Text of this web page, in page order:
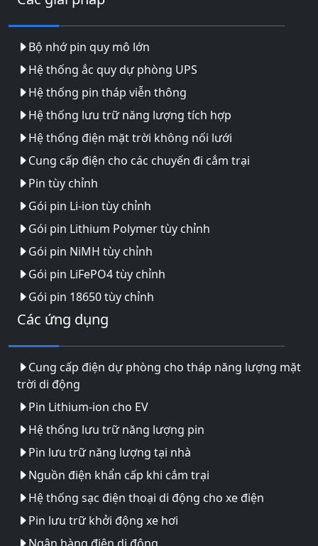
Bộ nhớ pin quy mô lớn
Hệ thống ắc quy dự phòng UPS
Hệ thống pin tháp viễn thông
Hệ thống lưu trữ năng lượng tích hợp
Hệ thống điện mặt trời không nối lưới
Cung cấp điện cho các chuyến đi cắm trại
Pin tùy chỉnh
Gói pin Li-ion tùy chỉnh
Gói pin Lithium Polymer tùy chỉnh
Gói pin NiMH tùy chỉnh
Gói pin LiFePO4 tùy chỉnh
Gói pin 18650 tùy chỉnh
Các ứng dụng
Cung cấp điện dự phòng cho tháp năng lượng mặt
trời di động
Pin Lithium-ion cho EV
Hệ thống lưu trữ năng lượng pin
Pin lưu trữ năng lượng tại nhà
Nguồn điện khẩn cấp khi cắm trại
Hệ thống sạc điện thoại di động cho xe điện
Pin lưu trữ khởi động xe hơi